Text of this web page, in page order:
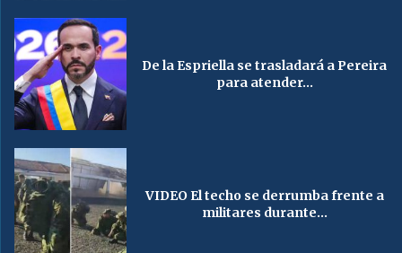
De la Espriella se trasladará a Pereira
para atender...
VIDEO El techo se derrumba frente a
militares durante...